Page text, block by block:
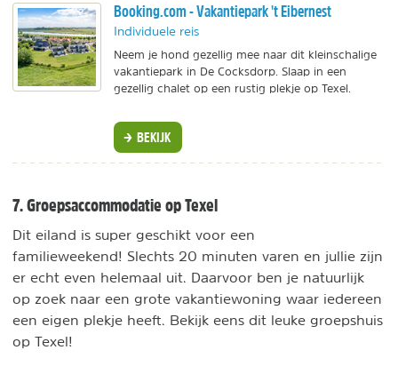
Booking.com - Vakantiepark 't Eibernest
Individuele reis
Neem je hond gezellig mee naar dit kleinschalige
vakantiepark in De Cocksdorp. Slaap in een
gezellig chalet op een rustig plekje op Texel.
BEKIJK
7. Groepsaccommodatie op Texel
Dit eiland is super geschikt voor een
familieweekend! Slechts 20 minuten varen en jullie zijn
er echt even helemaal uit. Daarvoor ben je natuurlijk
op zoek naar een grote vakantiewoning waar iedereen
een eigen plekje heeft. Bekijk eens dit leuke groepshuis
op Texel!